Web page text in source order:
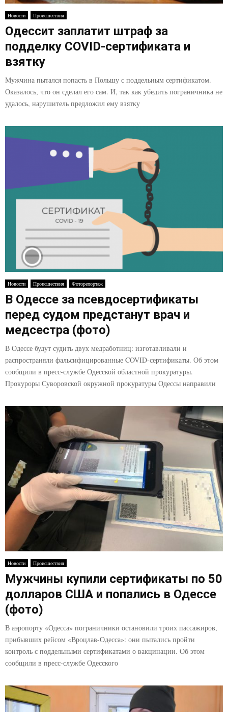
E
N
U
Новости Происшествия
Одессит заплатит штраф за
подделку COVID-сертификата и
взятку
Мужчина пытался попасть в Польшу с поддельным сертификатом.
Оказалось, что он сделал его сам. И, так как убедить пограничника не
удалось, нарушитель предложил ему взятку
Новости Происшествия Фоторепортаж
В Одессе за псевдосертификаты
перед судом предстанут врач и
медсестра (фото)
В Одессе будут судить двух медработниц: изготавливали и
распространяли фальсифицированные COVID-сертификаты. Об этом
сообщили в пресс-службе Одесской областной прокуратуры.
Прокуроры Суворовской окружной прокуратуры Одессы направили
Новости Происшествия
Мужчины купили сертификаты по 50
долларов США и попались в Одессе
(фото)
В аэропорту «Одесса» пограничники остановили троих пассажиров,
прибывших рейсом «Вроцлав-Одесса»: они пытались пройти
контроль с поддельными сертификатами о вакцинации. Об этом
сообщили в пресс-службе Одесского